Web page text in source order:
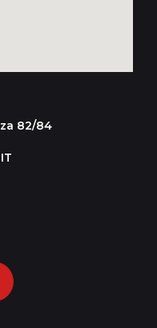
82/84